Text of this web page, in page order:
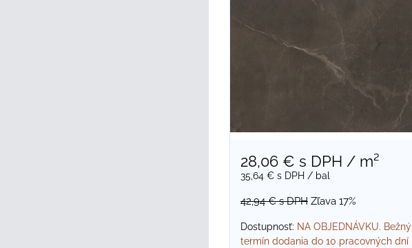
28,06 € s DPH / m²
35,64 € s DPH / bal
42,94 €s DPH Zľava 17%
Dostupnosť: NA OBJEDNÁVKU. Bežný
termín dodania do 10 pracovných dní